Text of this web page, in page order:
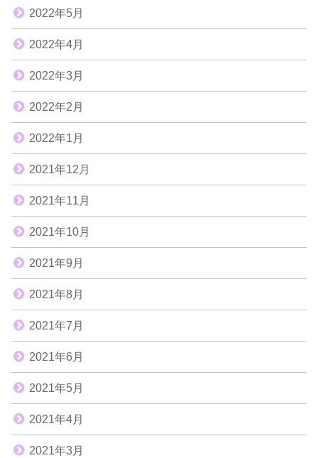
2022年5月
2022年4月
2022年3月
2022年2月
2022年1月
2021年12月
2021年11月
2021年10月
2021年9月
2021年8月
2021年7月
2021年6月
2021年5月
2021年4月
2021年3月